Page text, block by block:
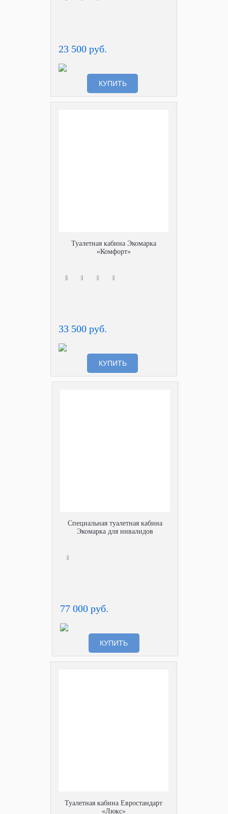
23 500 руб.
КУПИТЬ
Туалетная кабина Экомарка
«Комфорт»
33 500 руб.
КУПИТЬ
Специальная туалетная кабина
Экомарка для инвалидов
77 000 руб.
КУПИТЬ
Туалетная кабина Евростандарт
«Люкс»